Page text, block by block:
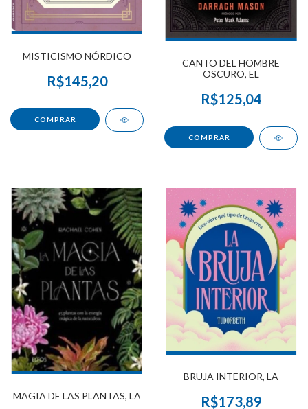
MISTICISMO NÓRDICO
R$145,20
CANTO DEL HOMBRE
OSCURO, EL
R$125,04
MAGIA DE LAS PLANTAS, LA
BRUJA INTERIOR, LA
R$173,89